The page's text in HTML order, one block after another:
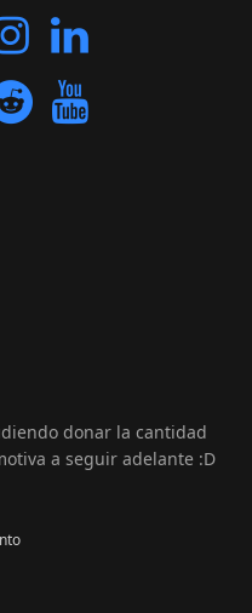
donar la cantidad
a seguir adelante :D